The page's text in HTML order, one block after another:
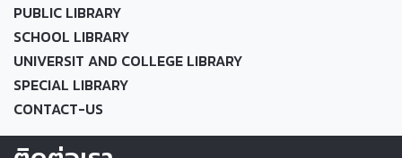
PUBLIC LIBRARY
SCHOOL LIBRARY
UNIVERSIT AND COLLEGE LIBRARY
SPECIAL LIBRARY
CONTACT-US